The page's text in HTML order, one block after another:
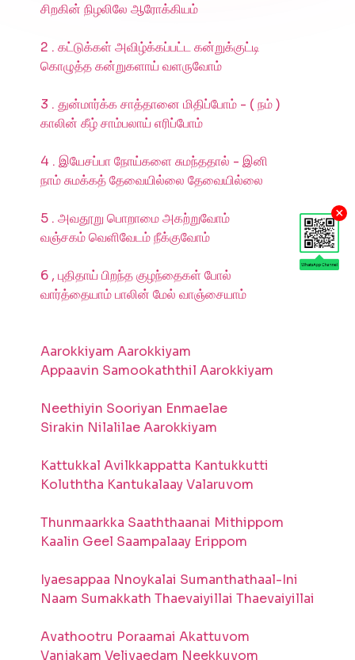
×
சிறகின் நிழலிலே ஆரோக்கியம்
2 . கட்டுக்கள் அவிழ்க்கப்பட்ட கன்றுக்குட்டி
கொழுத்த கன்றுகளாய் வளருவோம்
3 . துன்மார்க்க சாத்தானை மிதிப்போம் - ( நம் )
காலின் கீழ் சாம்பலாய் எரிப்போம்
4 . இயேசப்பா நோய்களை சுமந்ததால் - இனி
நாம் சுமக்கத் தேவையில்லை தேவையில்லை
5 . அவதூறு பொறாமை அகற்றுவோம்
வஞ்சகம் வெளிவேடம் நீக்குவோம்
6 , புதிதாய் பிறந்த குழந்தைகள் போல்
வார்த்தையாம் பாலின் மேல் வாஞ்சையாம்
Aarokkiyam Aarokkiyam
Appaavin Samookaththil Aarokkiyam
Neethiyin Sooriyan Enmaelae
Sirakin Nilalilae Aarokkiyam
Kattukkal Avilkkappatta Kantukkutti
Koluththa Kantukalaay Valaruvom
Thunmaarkka Saaththaanai Mithippom
Kaalin Geel Saampalaay Erippom
Iyaesappaa Nnoykalai Sumanthathaal-Ini
Naam Sumakkath Thaevaiyillai Thaevaiyillai
Avathootru Poraamai Akattuvom
Vanjakam Velivaedam Neekkuvom